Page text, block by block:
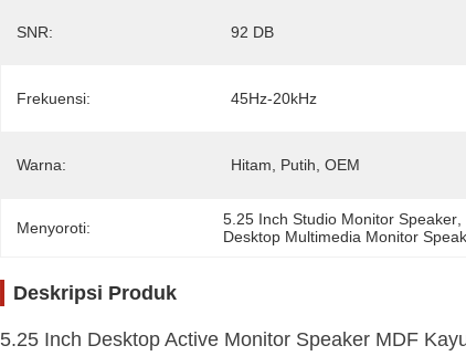
SNR: 92 DB
Frekuensi: 45Hz-20kHz
Warna: Hitam, Putih, OEM
Menyoroti: 5.25 Inch Studio Monitor Speaker
Desktop Multimedia Monitor
Deskripsi Produk
5.25 Inch Desktop Active Monitor Speaker MDF